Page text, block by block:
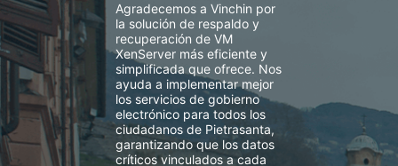
Agradecemos a Vinchin por
la solución de respaldo y
recuperación de VM
XenServer más eficiente y
simplificada que ofrece. Nos
ayuda a implementar mejor
los servicios de gobierno
electrónico para todos los
ciudadanos de Pietrasanta,
garantizando que los datos
críticos vinculados a cada